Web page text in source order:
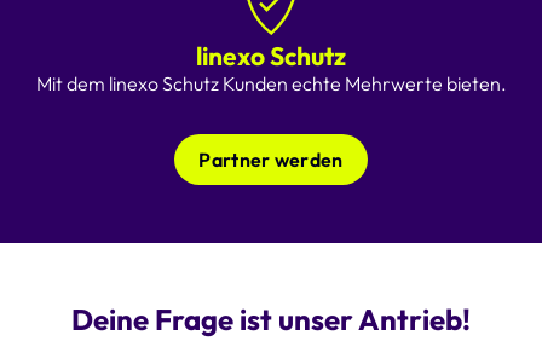
linexo Schutz
Mit dem linexo Schutz Kunden echte Mehrwerte bieten.
Partner werden
Deine Frage ist unser Antrieb!